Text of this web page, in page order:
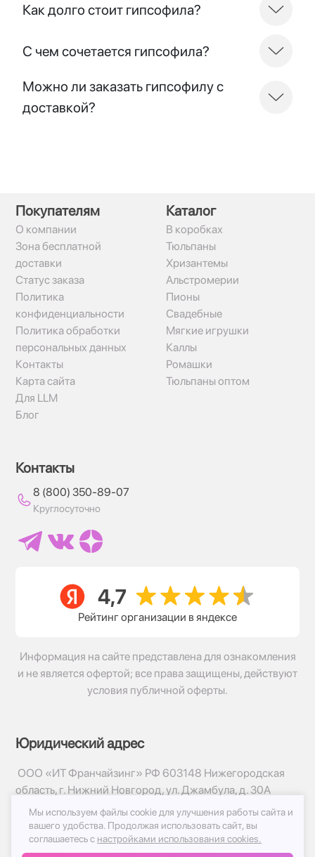
Как долго стоит гипсофила?
С чем сочетается гипсофила?
Можно ли заказать гипсофилу с
доставкой?
Покупателям
О компании
Зона бесплатной
доставки
Статус заказа
Политика
конфиденциальности
Политика обработки
персональных данных
Контакты
Карта сайта
Для LLM
Блог
Каталог
В коробках
Тюльпаны
Хризантемы
Альстромерии
Пионы
Свадебные
Мягкие игрушки
Каллы
Ромашки
Тюльпаны оптом
Контакты
8 (800) 350-89-07
Круглосуточно
Рейтинг организации в яндексе
Информация на сайте представлена для ознакомления
и не является офертой; все права защищены, действуют
условия публичной оферты.
Юридический адрес
ООО «ИТ Франчайзинг» РФ 603148 Нижегородская
область, г. Нижний Новгород, ул. Джамбула, д. 30А
© 2017-2026г, База Цветов 24.ру
Политика конфиденциальности
Публичная оферта
Мы используем файлы cookie для улучшения работы сайта и
вашего удобства. Продолжая использовать сайт, вы
соглашаетесь с настройками использования cookies.